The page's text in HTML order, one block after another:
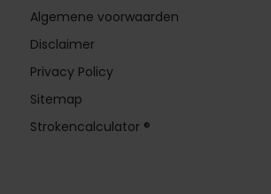
Algemene voorwaarden
Disclaimer
Privacy Policy
Sitemap
Strokencalculator ®